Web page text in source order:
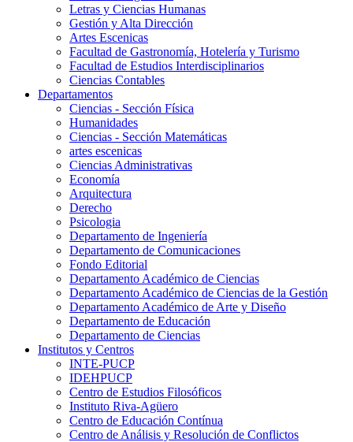
Letras y Ciencias Humanas
Gestión y Alta Dirección
Artes Escenicas
Facultad de Gastronomía, Hotelería y Turismo
Facultad de Estudios Interdisciplinarios
Ciencias Contables
Departamentos
Ciencias - Sección Física
Humanidades
Ciencias - Sección Matemáticas
artes escenicas
Ciencias Administrativas
Economía
Arquitectura
Derecho
Psicologia
Departamento de Ingeniería
Departamento de Comunicaciones
Fondo Editorial
Departamento Académico de Ciencias
Departamento Académico de Ciencias de la Gestión
Departamento Académico de Arte y Diseño
Departamento de Educación
Departamento de Ciencias
Institutos y Centros
INTE-PUCP
IDEHPUCP
Centro de Estudios Filosóficos
Instituto Riva-Agüero
Centro de Educación Contínua
Centro de Análisis y Resolución de Conflictos